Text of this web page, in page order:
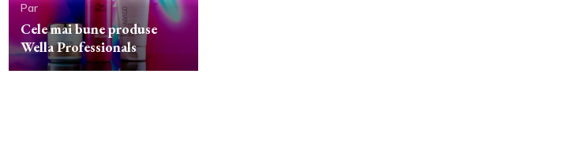
Par
Cele mai bune produse
Wella Professionals